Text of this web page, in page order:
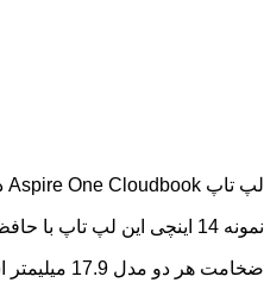
لپ تاپ Aspire One Cloudbook
نمونه 14 اینچی این لپ تاپ با حافظه داخلی 32 یا 64 گیگابایتی عرضه می شود و مدل 11 اینچی آن از 16 یا 32 گیگابایت حافظه داخلی برخوردار خواهد بود.
ضخامت هر دو مدل 17.9 میلیمتر است و یک سال اشتراک رایگان نسخه شخصی آفیس 365 به همراه 100 گیگابایت تا یک ترابایت فضای ذخیره سازی در اختیار خریداران قرار خواهد گرفت.